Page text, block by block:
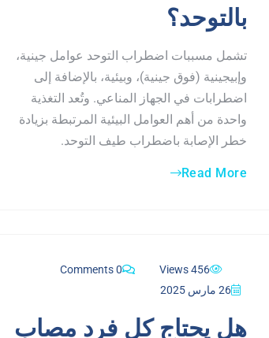
بالتوحد؟
تشمل مسببات اضطراب التوحد عوامل جينية،
وإبيجينية (فوق جينية)، وبيئية، بالإضافة إلى
اضطرابات في الجهاز المناعي. وتُعد التغذية
واحدة من أهم العوامل البيئية المرتبطة بزيادة
خطر الإصابة باضطراب طيف التوحد.
Read More
456 Views
0 Comments
26 مارس 2025
هل يحتاج كل فرد مصاب